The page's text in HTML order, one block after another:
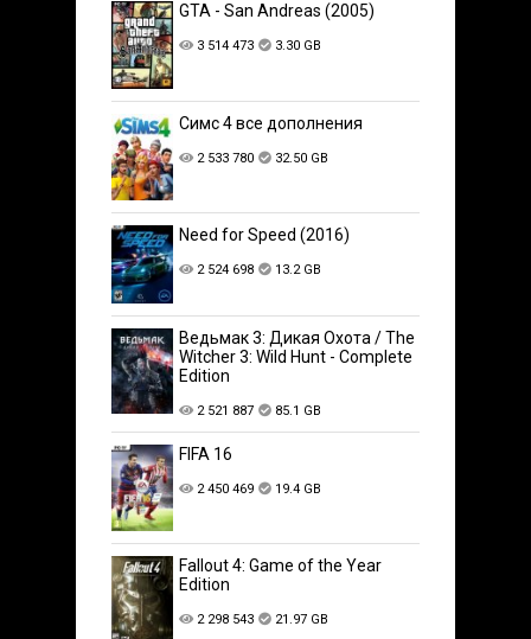
GTA - San Andreas (2005)
3 514 473 3.30 GB
Симс 4 все дополнения
2 533 780 32.50 GB
Need for Speed (2016)
2 524 698 13.2 GB
Ведьмак 3: Дикая Охота / The
Witcher 3: Wild Hunt - Complete
Edition
2 521 887 85.1 GB
FIFA 16
2 450 469 19.4 GB
Fallout 4: Game of the Year
Edition
2 298 543 21.97 GB